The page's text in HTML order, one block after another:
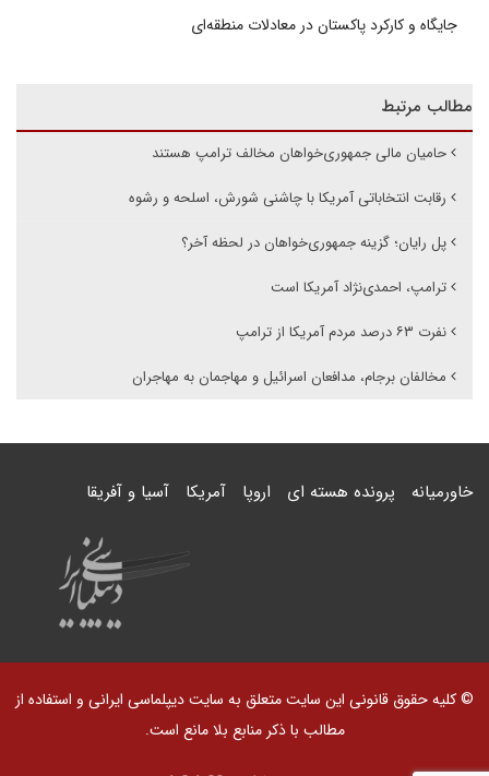
جایگاه و کارکرد پاکستان در معادلات منطقه‌ای
مطالب مرتبط
حامیان مالی جمهوری‌خواهان مخالف ترامپ هستند
رقابت انتخاباتی آمریکا با چاشنی شورش،‌ اسلحه و رشوه
پل رایان؛ گزینه جمهوری‌خواهان در لحظه آخر؟
ترامپ، احمدی‌نژاد آمریکا است
نفرت ۶۳ درصد مردم آمریکا از ترامپ
مخالفان برجام، مدافعان اسرائیل و مهاجمان به مهاجران
خاورمیانه پرونده هسته ای اروپا آمریکا آسیا و آفریقا
© کلیه حقوق قانونی این سایت متعلق به سایت دیپلماسی ایرانی و استفاده از
مطالب با ذکر منابع بلا مانع است.